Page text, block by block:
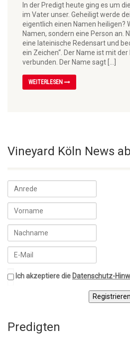
In der Predigt heute ging es um
im Vater unser. Geheiligt werde
eigentlich einen Namen heiligen?
Namen, sondern eine Person an.
eine lateinische Redensart und
ein Zeichen“. Der Name ist mit
verbunden. Der Name sagt […]
WEITERLESEN
Vineyard Köln News
Ich akzeptiere die Datenschutz-
Registrieren
Predigten